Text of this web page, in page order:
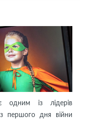
одним із лідерів
з першого дня війни